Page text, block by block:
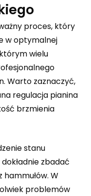
proces, który
w optymalnej
wielu
Warto zaznaczyć,
regulacja pianina
brzmienia
stanu
zbadać
hammułów. W
problemów